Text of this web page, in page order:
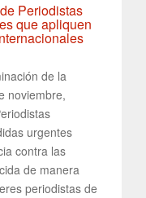
Periodistas
que apliquen
de la
noviembre,
urgentes
contra las
de manera
periodistas de